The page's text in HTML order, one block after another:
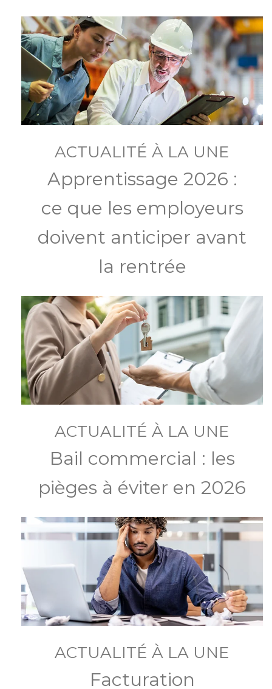
ACTUALITÉ À LA UNE
Apprentissage 2026 :
ce que les employeurs
doivent anticiper avant
la rentrée
ACTUALITÉ À LA UNE
Bail commercial : les
pièges à éviter en 2026
ACTUALITÉ À LA UNE
Facturation